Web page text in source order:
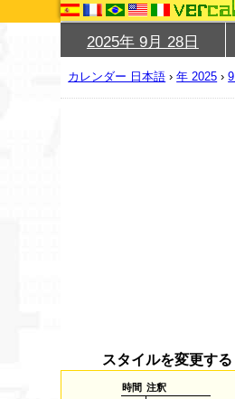
2025年 9月 28日
カレンダー 日本語 ›年 2025 ›
スタイルを変更する
時間 注釈